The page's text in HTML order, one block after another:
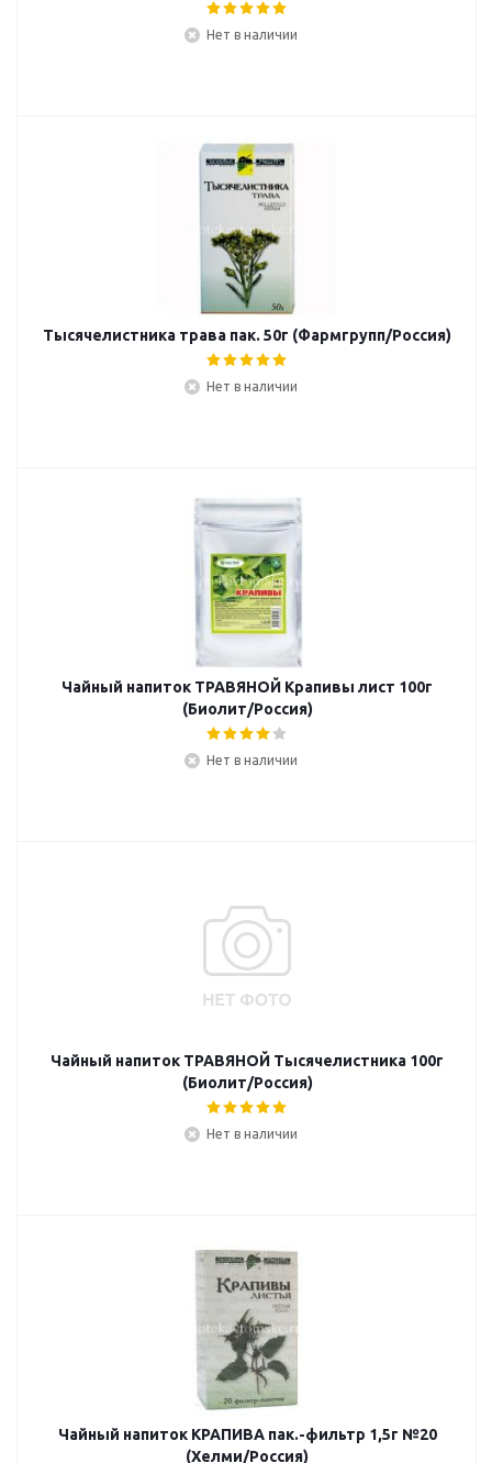
Нет в наличии
Тысячелистника трава пак. 50г (Фармгрупп/Россия)
Нет в наличии
Чайный напиток ТРАВЯНОЙ Крапивы лист 100г
(Биолит/Россия)
Нет в наличии
Чайный напиток ТРАВЯНОЙ Тысячелистника 100г
(Биолит/Россия)
Нет в наличии
Чайный напиток КРАПИВА пак.-фильтр 1,5г №20
(Хелми/Россия)